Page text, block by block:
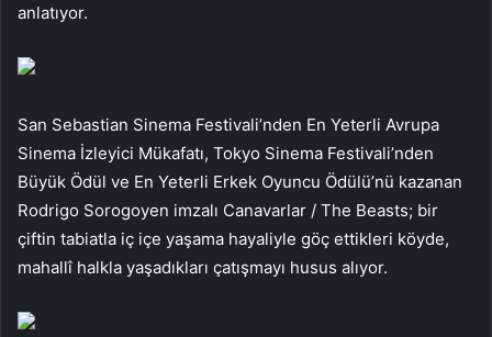
anlatıyor.
San Sebastian Sinema Festivali’nden En Yeterli Avrupa
Sinema İzleyici Mükafatı, Tokyo Sinema Festivali’nden
Büyük Ödül ve En Yeterli Erkek Oyuncu Ödülü’nü kazanan
Rodrigo Sorogoyen imzalı Canavarlar / The Beasts; bir
çiftin tabiatla iç içe yaşama hayaliyle göç ettikleri köyde,
mahallî halkla yaşadıkları çatışmayı husus alıyor.